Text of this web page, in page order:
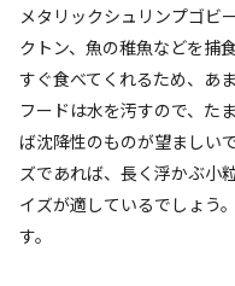
メタリックシュリンプゴビ
クトン、魚の稚魚などを捕
すぐ食べてくれるため、あ
フードは水を汚すので、た
ば沈降性のものが望ましい
ズであれば、長く浮かぶ小
イズが適しているでしょう
す。